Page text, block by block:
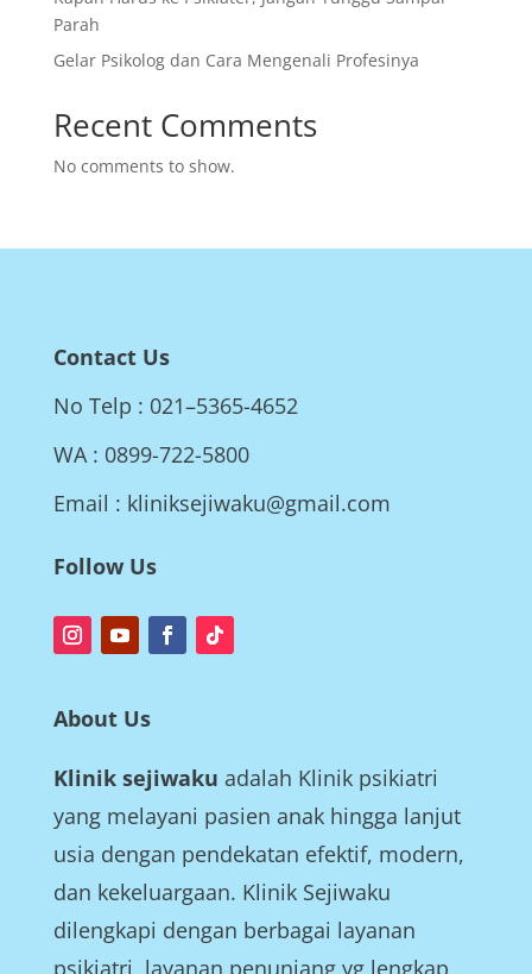
Parah
Gelar Psikolog dan Cara Mengenali Profesinya
Recent Comments
No comments to show.
Contact Us
No Telp : 021–5365-4652
WA : 0899-722-5800
Email : kliniksejiwaku@gmail.com
Follow Us
About Us
Klinik sejiwaku adalah Klinik psikiatri
yang melayani pasien anak hingga lanjut
usia dengan pendekatan efektif, modern,
dan kekeluargaan. Klinik Sejiwaku
dilengkapi dengan berbagai layanan
psikiatri, layanan penunjang yg lengkap,